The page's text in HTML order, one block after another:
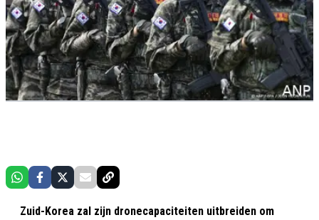
Zuid-Korea zal zijn dronecapaciteiten uitbreiden om